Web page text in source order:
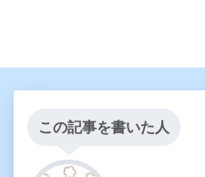
この記事を書いた人